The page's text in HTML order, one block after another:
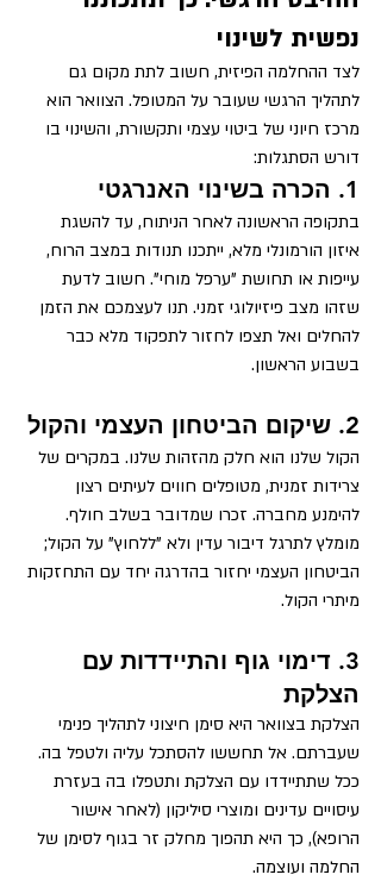
נפשית לשינוי
לצד ההחלמה הפיזית, חשוב לתת מקום גם
לתהליך הרגשי שעובר על המטופל. הצוואר הוא
מרכז חיוני של ביטוי עצמי ותקשורת, והשינוי בו
דורש הסתגלות:
1. הכרה בשינוי האנרגטי
בתקופה הראשונה לאחר הניתוח, עד להשגת
איזון הורמונלי מלא, ייתכנו תנודות במצב הרוח,
עייפות או תחושת "ערפל מוחי". חשוב לדעת
שזהו מצב פיזיולוגי זמני. תנו לעצמכם את הזמן
להחלים ואל תצפו לחזור לתפקוד מלא כבר
בשבוע הראשון.
2. שיקום הביטחון העצמי והקול
הקול שלנו הוא חלק מהזהות שלנו. במקרים של
צרידות זמנית, מטופלים חווים לעיתים רצון
להימנע מחברה. זכרו שמדובר בשלב חולף.
מומלץ לתרגל דיבור עדין ולא "ללחוץ" על הקול;
הביטחון העצמי יחזור בהדרגה יחד עם התחזקות
מיתרי הקול.
3. דימוי גוף והתיידדות עם
הצלקת
הצלקת בצוואר היא סימן חיצוני לתהליך פנימי
שעברתם. אל תחששו להסתכל עליה ולטפל בה.
ככל שתתיידדו עם הצלקת ותטפלו בה בעזרת
עיסויים עדינים ומוצרי סיליקון (לאחר אישור
הרופא), כך היא תהפוך מחלק זר בגוף לסימן של
החלמה ועוצמה.